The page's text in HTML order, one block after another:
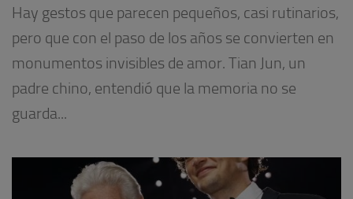
Hay gestos que parecen pequeños, casi rutinarios,
pero que con el paso de los años se convierten en
monumentos invisibles de amor. Tian Jun, un
padre chino, entendió que la memoria no se
guarda...